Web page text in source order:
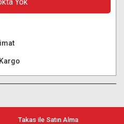
Takas ile Satın Alma